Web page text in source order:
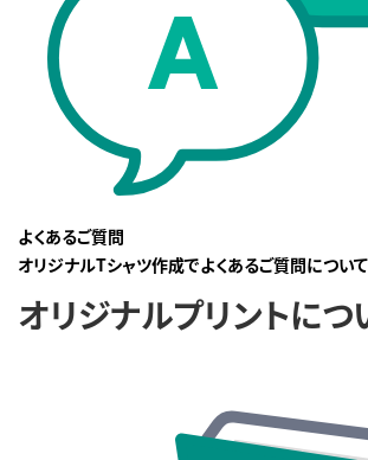
よくあるご質問
オリジナルTシャツ作成でよくあるご質問につい
オリジナルプリントにつ